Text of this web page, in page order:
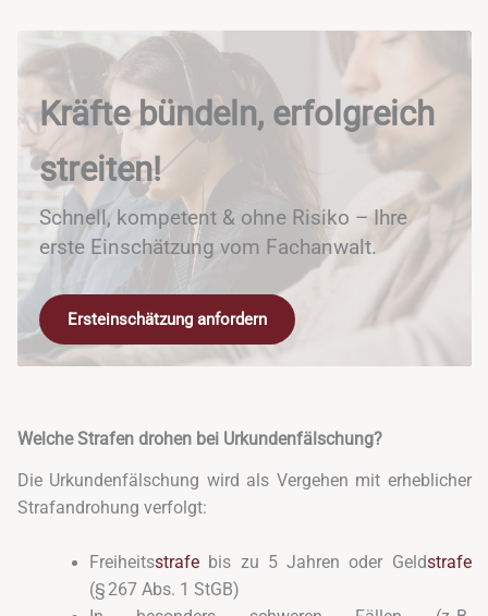
Kräfte bündeln, erfolgreich
streiten!
Schnell, kompetent & ohne Risiko – Ihre
erste Einschätzung vom Fachanwalt.
Ersteinschätzung anfordern
Welche Strafen drohen bei Urkundenfälschung?
Die Urkundenfälschung wird als Vergehen mit erheblicher
Strafandrohung verfolgt:
Freiheitsstrafe bis zu 5 Jahren oder Geldstrafe
(§ 267 Abs. 1 StGB)